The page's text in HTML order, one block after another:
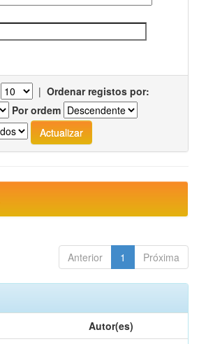
| Ordenar registos por:
Por ordem
Anterior 1 Próxima
Autor(es)